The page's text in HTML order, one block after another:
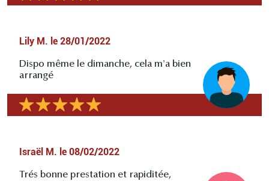
Lily M. le 28/01/2022
Dispo même le dimanche, cela m'a bien
arrangé
Israël M. le 08/02/2022
Trés bonne prestation et rapiditée,